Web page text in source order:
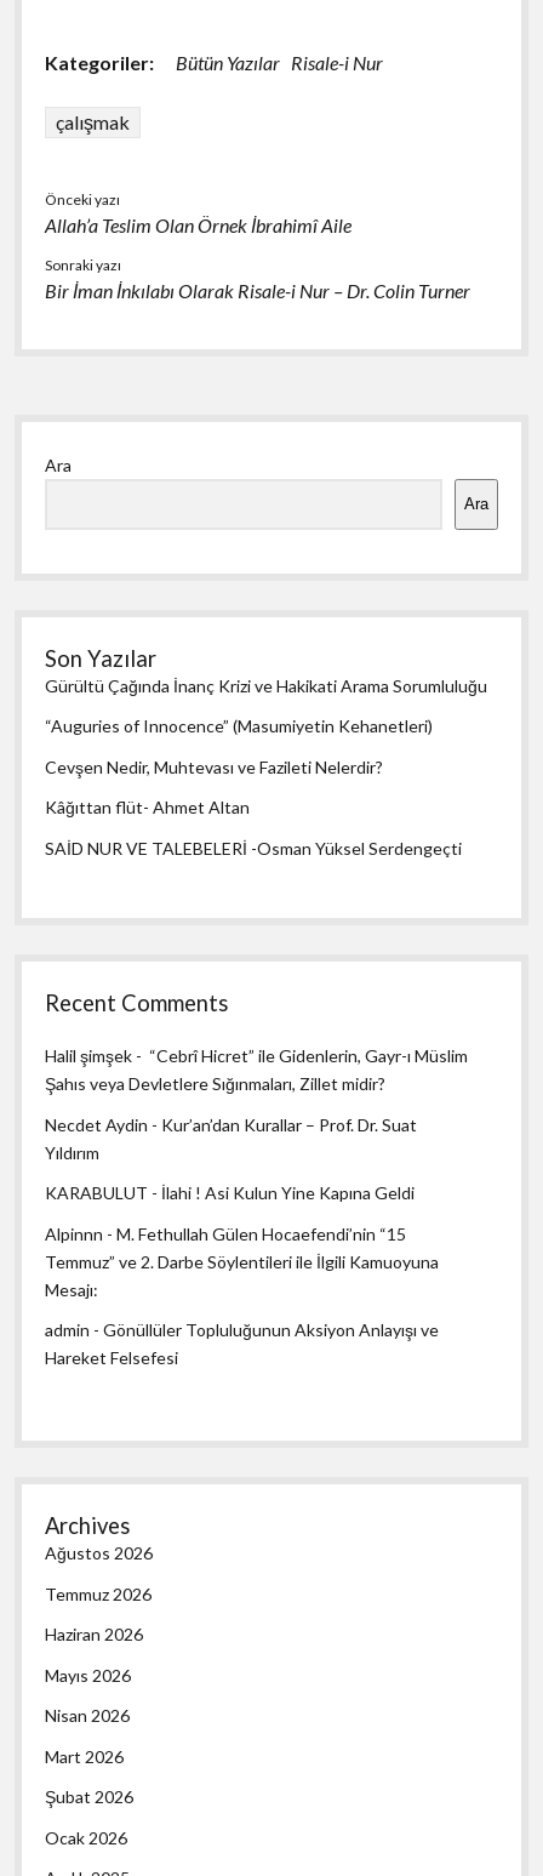
e
o
k
es at
p
ar
Kategoriler: Bütün Yazılar Risale-i Nur
çalışmak
Önceki yazı
Allah’a Teslim Olan Örnek İbrahimî Aile
Sonraki yazı
Bir İman İnkılabı Olarak Risale-i Nur – Dr. Colin Turner
Yan
Menü
Ara
Ara
Son Yazılar
Gürültü Çağında İnanç Krizi ve Hakikati Arama Sorumluluğu
“Auguries of Innocence” (Masumiyetin Kehanetleri)
Cevşen Nedir, Muhtevası ve Fazileti Nelerdir?
Kâğıttan flüt- Ahmet Altan
SAİD NUR VE TALEBELERİ -Osman Yüksel Serdengeçti
Recent Comments
Halil şimşek - “Cebrî Hicret” ile Gidenlerin, Gayr-ı Müslim
Şahıs veya Devletlere Sığınmaları, Zillet midir?
Necdet Aydin - Kur’an’dan Kurallar – Prof. Dr. Suat
Yıldırım
KARABULUT - İlahi ! Asi Kulun Yine Kapına Geldi
Alpinnn -M. Fethullah Gülen Hocaefendi’nin “15
Temmuz” ve 2. Darbe Söylentileri ile İlgili Kamuoyuna
Mesajı:
admin -Gönüllüler Topluluğunun Aksiyon Anlayışı ve
Hareket Felsefesi
Archives
Ağustos 2026
Temmuz 2026
Haziran 2026
Mayıs 2026
Nisan 2026
Mart 2026
Şubat 2026
Ocak 2026